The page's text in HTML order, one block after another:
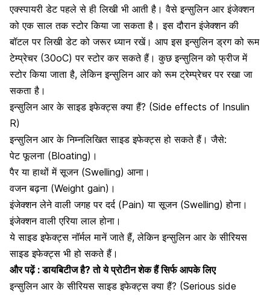
एक्स्पायरी डेट पहले से ही लिखी भी आती है। वैसे इन्सुलिन आर इंजेक्शन
को एक साल तक स्टोर किया जा सकता है। इस दौरान इंजेक्शन की
बॉटल पर लिखी डेट को जरूर ध्यान रखें। आप इस इन्सुलिन ड्रग को रूम
टेम्प्रेचर (30oC) पर स्टोर कर सकते हैं। कुछ इन्सुलिन को फ्रीज में
स्टोर किया जाता है, लेकिन इन्सुलिन आर को रूम ट्रेम्प्रेचर पर रखा जा
सकता है।
इन्सुलिन आर के साइड इफेक्ट्स क्या हैं? (Side effects of Insulin
R)
इन्सुलिन आर के निम्नलिखित साइड इफेक्ट्स हो सकते हैं। जैसे:
पेट फूलना (Bloating)।
पैर या हाथों में सूजन (Swelling) आना।
वजन बढ़ना (Weight gain)।
इंजेक्शन लेने वाली जगह पर दर्द (Pain) या सूजन (Swelling) होना।
इंजेक्शन वाली एरिया लाल होना।
ये साइड इफेक्ट्स नॉर्मल मानें जाते हैं, लेकिन इन्सुलिन आर के सीरियस
साइड इफेक्ट्स भी हो सकते हैं।
और पढ़ें :डायबिटीज है? तो ये प्रोटीन शेक हैं सिर्फ आपके लिए
इन्सुलिन आर के सीरियस साइड इफेक्ट्स क्या हैं? (Serious side